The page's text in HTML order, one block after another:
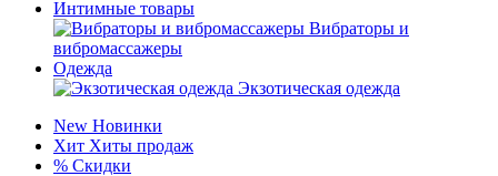
Интимные товары
Вибраторы и
вибромассажеры
Одежда
Экзотическая одежда
New Новинки
Хит Хиты продаж
% Скидки